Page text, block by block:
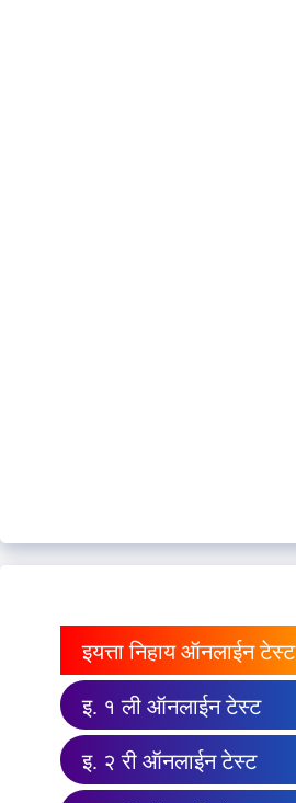
इयत्ता निहाय ऑनलाईन टेस्ट
इ. १ ली ऑनलाईन टेस्ट
इ. २ री ऑनलाईन टेस्ट